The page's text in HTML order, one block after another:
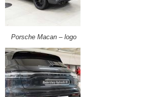
Porsche Macan – logo